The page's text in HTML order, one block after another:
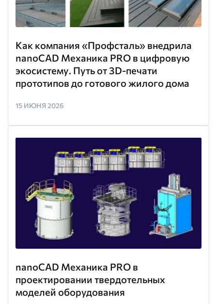
Как компания «Профсталь» внедрила
nanoCAD Механика PRO в цифровую
экосистему. Путь от 3D-печати
прототипов до готового жилого дома
15 ИЮНЯ 2026
nanoCAD Механика PRO в
проектировании твердотельных
моделей оборудования